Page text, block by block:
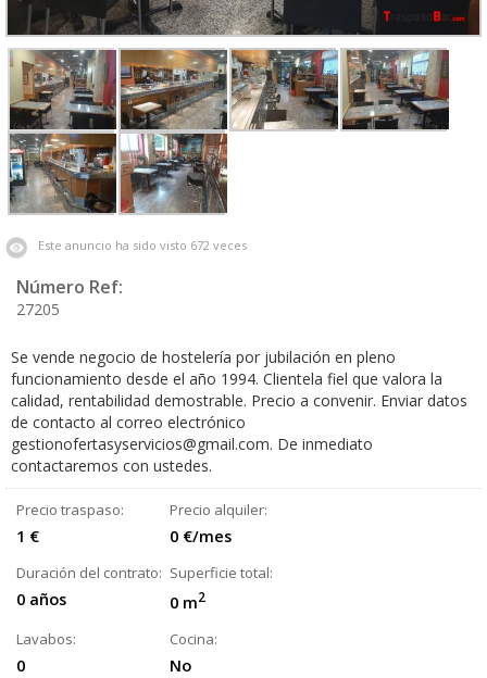
Este anuncio ha sido visto 672 veces
Número Ref:
27205
Se vende negocio de hostelería por jubilación en pleno
funcionamiento desde el año 1994. Clientela fiel que valora la
calidad, rentabilidad demostrable. Precio a convenir. Enviar datos
de contacto al correo electrónico
gestionofertasyservicios@gmail.com. De inmediato
contactaremos con ustedes.
Precio traspaso:
1 €
Precio alquiler:
0 €/mes
Duración del contrato:
0 años
Superficie total:
0 m2
Lavabos:
0
Cocina:
No